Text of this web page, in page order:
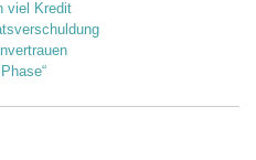
viel Kredit